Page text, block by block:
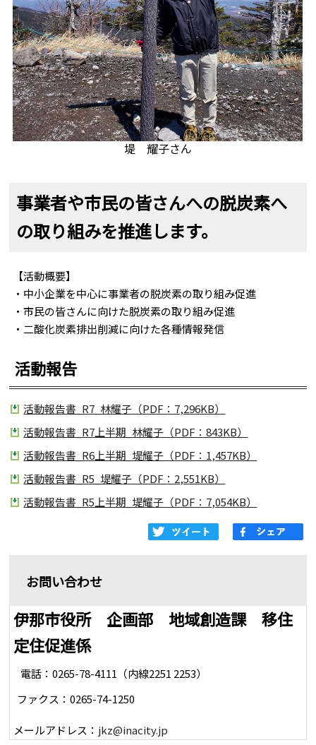
堤 耀子さん
事業者や市民の皆さんへの脱炭素へ
の取り組みを推進します。
【活動概要】
・中小企業を中心に事業者の脱炭素の取り組み促進
・市民の皆さんに向けた脱炭素の取り組み促進
・二酸化炭素排出削減に向けた各種情報発信
活動報告
活動報告書_R7_林耀子（PDF：7,296KB）
活動報告書_R7上半期_林耀子（PDF：843KB）
活動報告書_R6上半期_堤耀子（PDF：1,457KB）
活動報告書_R5_堤耀子（PDF：2,551KB）
活動報告書_R5上半期_堤耀子（PDF：7,054KB）
お問い合わせ
伊那市役所 企画部 地域創造課 移住
定住促進係
電話：0265-78-4111（内線2251 2253）
ファクス：0265-74-1250
メールアドレス： jkz@inacity.jp